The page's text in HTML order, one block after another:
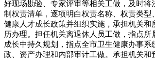
好现场勘验、专家评审等相关工做，及时
制权责清单，逐项明白权责名称、权责类
健康人才成长政策并组织实施，承担机关
历办理。担任机关离退休人员工做，指点
成长中持久规划，指点全市卫生健康办事
政、资产办理和内部审计工做。承担机关